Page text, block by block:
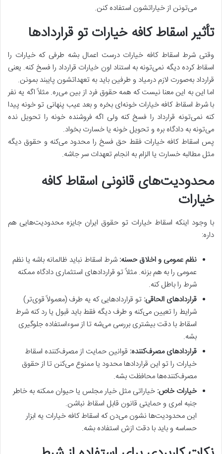
می‌تونن از خیاراتشون استفاده کنن.
تأثیر اسقاط کافه خیارات تو قراردادها
وقتی شرط اسقاط کافه خیارات درست اعمال بشه طرفی که خیارات را
اسقاط کرده دیگه نمی‌تونه به استناد اون خیارات قرارداد را فسخ کنه. یعنی
قرارداد به‌صورت لازم درمیاد و طرفین باید به تعهداتشون پایبند بمونن.
اما این به این معنا نیست که همه حقوق فرد از بین می‌ره. مثلاً اگه یه نفر
با شرط اسقاط کافه خیارات خونه‌ای بخره و بعد عیب پنهانی تو خونه پیدا
کنه نمی‌تونه قرارداد را فسخ کنه ولی اگه فروشنده خونه را تحویل نده
می‌تونه به دادگاه بره و تحویل خونه یا خسارت بخواد.
پس اسقاط کافه خیارات فقط حق فسخ را محدود می‌کنه و حقوق دیگه
مثل مطالبه خسارت یا الزام به انجام تعهدات سر جاشه.
محدودیت‌های قانونی اسقاط کافه
خیارات
با وجود اینکه اسقاط خیارات تو حقوق ایران جایزه محدودیت‌هایی هم
داره:
نظم عمومی و اخلاق حسنه: شرط اسقاط نباید ظالمانه باشه یا نظم
عمومی را به هم بزنه. مثلاً تو قراردادهای استثماری دادگاه ممکنه
شرط را باطل کنه.
قراردادهای الحاقی: تو قراردادهایی که یه طرف (معمولاً قوی‌تر)
شرایط را تعیین می‌کنه و طرف دیگه فقط باید قبول یا رد کنه شرط
اسقاط با دقت بیشتری بررسی می‌شه تا از سوءاستفاده جلوگیری
بشه.
قراردادهای مصرف‌کننده: قوانین حمایت از مصرف‌کننده اسقاط
خیارات را تو این قراردادها محدود یا ممنوع می‌کنن تا از حقوق
مصرف‌کننده‌ها محافظت بشه.
خیارات خاص: خیاراتی مثل خیار مجلس یا حیوان ممکنه به خاطر
جنبه امری و حمایتی قانون قابل اسقاط نباشن.
این محدودیت‌ها نشون می‌دن که اسقاط کافه خیارات یه ابزار
حساسه و باید با دقت ازش استفاده بشه.